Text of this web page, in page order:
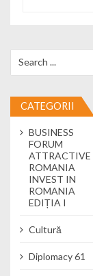
CATEGORII
BUSINESS
FORUM
ATTRACTIVE
ROMANIA
INVEST IN
ROMANIA
EDIȚIA I
Cultură
Diplomacy 61